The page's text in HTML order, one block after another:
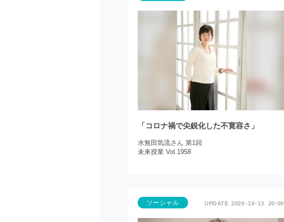
「コロナ禍で尖鋭化した不寛容さ」
水無田気流さん 第1回
未来授業 Vol.1958
ソーシャル 2020 10 13 20:00